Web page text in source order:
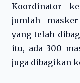
Koordinator
jumlah
yang telah
itu, ada 300
juga dibagikan